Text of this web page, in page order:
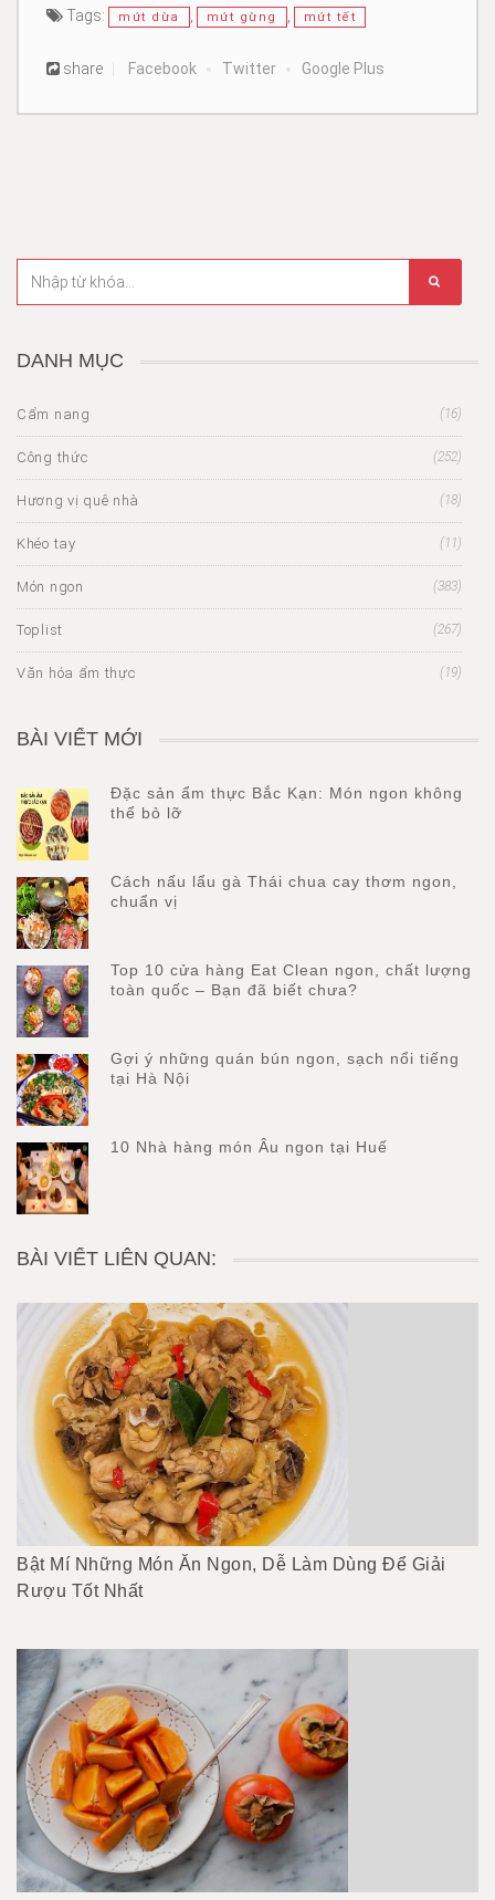
Tags: mứt dừa mứt gừng mứt tết
share Facebook Twitter Google Plus
DANH MỤC
Cẩm nang (16)
Công thức (252)
Hương vị quê nhà (18)
Khéo tay (11)
Món ngon (383)
Toplist (267)
Văn hóa ẩm thực (19)
BÀI VIẾT MỚI
Đặc sản ẩm thực Bắc Kạn: Món ngon không
thể bỏ lỡ
Cách nấu lẩu gà Thái chua cay thơm ngon,
chuẩn vị
Top 10 cửa hàng Eat Clean ngon, chất lượng
toàn quốc – Bạn đã biết chưa?
Gợi ý những quán bún ngon, sạch nổi tiếng
tại Hà Nội
10 Nhà hàng món Âu ngon tại Huế
BÀI VIẾT LIÊN QUAN:
Bật Mí Những Món Ăn Ngon, Dễ Làm Dùng Để Giải
Rượu Tốt Nhất